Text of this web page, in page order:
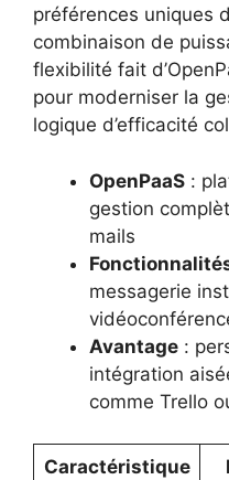
préférences uniques
combinaison de
flexibilité fait
pour moderniser la
logique d’efficacité
OpenPaaS :
gestion
mails
messagerie
Avantage :
intégration
comme Trello
Caractéristique